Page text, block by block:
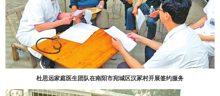
杜思远家庭医生团队在南阳市宛城区汉冢村开展签约服务